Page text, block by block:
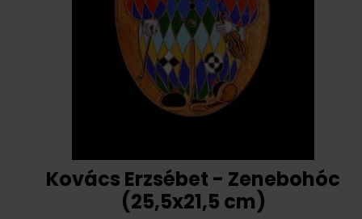
Kovács Erzsébet - Zenebohóc
(25,5x21,5 cm)